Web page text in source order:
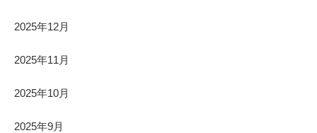
2025年12月
2025年11月
2025年10月
2025年9月